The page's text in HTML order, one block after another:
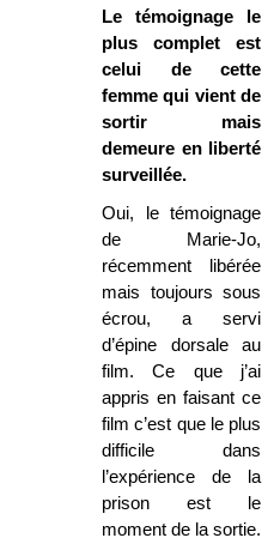
Le témoignage le
plus complet est
celui de cette
femme qui vient de
sortir mais
demeure en liberté
surveillée.
Oui, le témoignage
de Marie-Jo,
récemment libérée
mais toujours sous
écrou, a servi
d’épine dorsale au
film. Ce que j’ai
appris en faisant ce
film c’est que le plus
difficile dans
l’expérience de la
prison est le
moment de la sortie.